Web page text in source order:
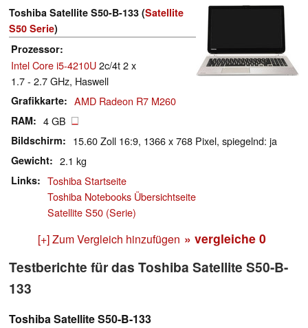
Toshiba Satellite S50-B-133 (Satellite
S50 Serie)
Prozessor
Intel Core i5-4210U2c/4t 2 x
1.7 - 2.7 GHz, Haswell
Grafikkarte AMD Radeon R7 M260
RAM 4 GB
Bildschirm 15.60 Zoll 16:9, 1366 x 768 Pixel, spiegelnd: ja
Gewicht 2.1 kg
Links
Toshiba Startseite
Toshiba Notebooks Übersichtseite
Satellite S50 (Serie)
[+] Zum Vergleich hinzufügen » vergleiche 0
Testberichte für das Toshiba Satellite S50-B-
133
Toshiba Satellite S50-B-133